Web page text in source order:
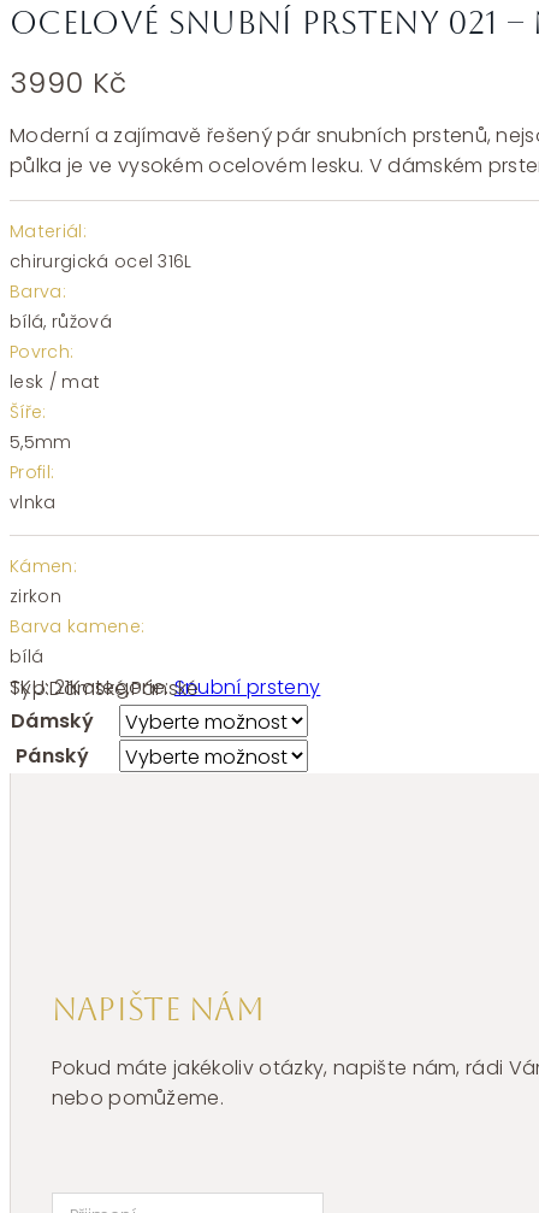
Ocelové snubní prsteny 021
3990 Kč
Moderní a zajímavě řešený pár snubních prstenů,
půlka je ve vysokém ocelovém lesku. V dámském
Materiál:
chirurgická ocel 316L
Barva:
bílá, růžová
Povrch:
lesk / mat
Šíře:
5,5mm
Profil:
vlnka
Kámen:
zirkon
Barva kamene:
bílá
SKU:21Kategorie:Snubní prsteny
Typ:Dámské,Pánské
Dámský
Pánský
Napište nám
Pokud máte jakékoliv otázky, napište nám, rádi
nebo pomůžeme.